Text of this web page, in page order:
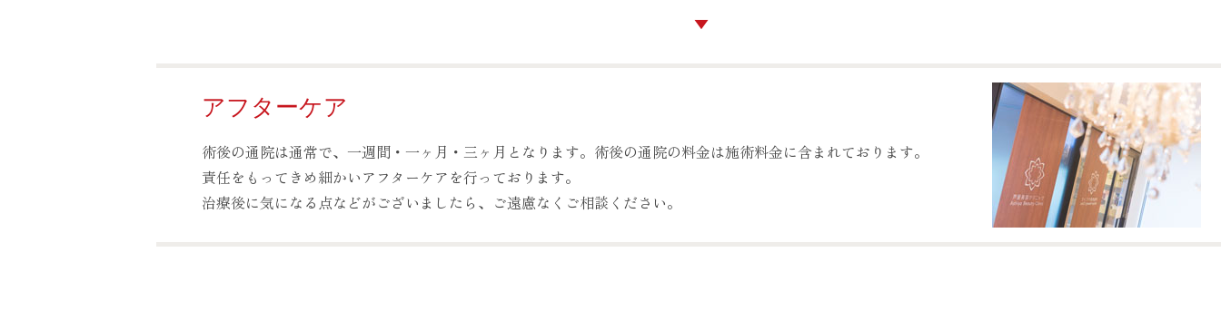
アフターケア
術後の通院は通常で、一週間・一ヶ月・三ヶ月となります。術後の通院の料金は施術料金に含まれております。
責任をもってきめ細かいアフターケアを行っております。
治療後に気になる点などがございましたら、ご遠慮なくご相談ください。